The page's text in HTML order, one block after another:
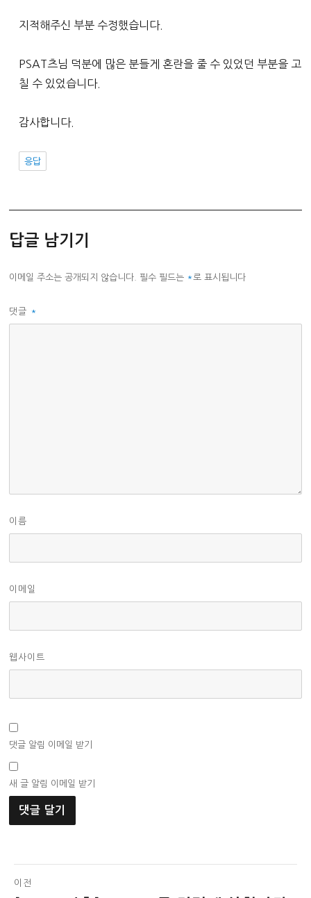
지적해주신 부분 수정했습니다.
PSAT츠님 덕분에 많은 분들게 혼란을 줄 수 있었던 부분을 고
칠 수 있었습니다.
감사합니다.
응답
답글 남기기
이메일 주소는 공개되지 않습니다. 필수 필드는 *로 표시됩니다
댓글 *
이름
이메일
웹사이트
댓글 알림 이메일 받기
새 글 알림 이메일 받기
글
이전